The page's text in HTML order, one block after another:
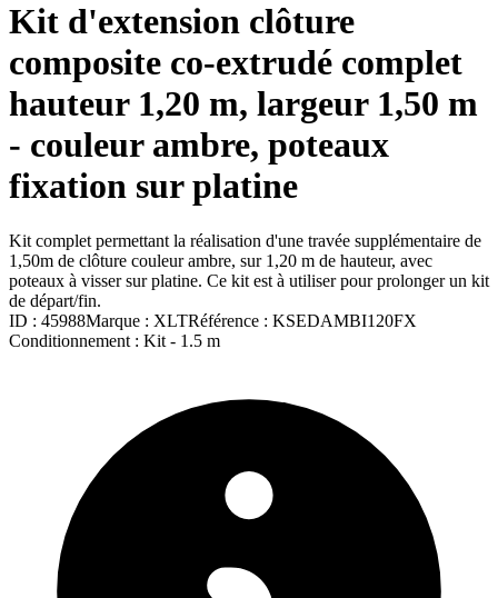
Kit d'extension clôture
composite co-extrudé complet
hauteur 1,20 m, largeur 1,50 m
- couleur ambre, poteaux
fixation sur platine
Kit complet permettant la réalisation d'une travée supplémentaire de
1,50m de clôture couleur ambre, sur 1,20 m de hauteur, avec
poteaux à visser sur platine. Ce kit est à utiliser pour prolonger un kit
de départ/fin.
ID : 45988Marque : XLTRéférence : KSEDAMBI120FX
Conditionnement : Kit - 1.5 m